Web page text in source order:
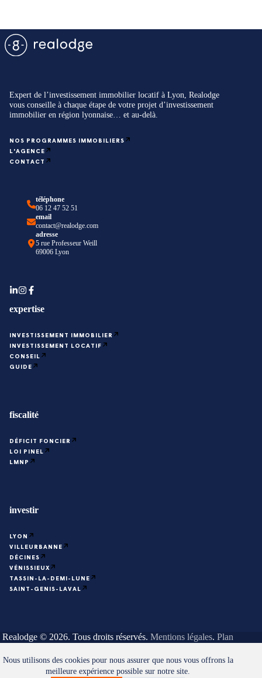
Nous utilisons des cookies pour nous assurer que nous vous offrons la
meilleure expérience possible sur notre site.
Expert de l’investissement immobilier locatif à Lyon, Realodge
vous conseille à chaque étape de votre projet d’investissement
immobilier en région lyonnaise… et au-delà.
NOS PROGRAMMES IMMOBILIERS
L'AGENCE
CONTACT
téléphone
06 12 47 52 51
email
contact@realodge.com
adresse
5 rue Professeur Weill
69006 Lyon
expertise
INVESTISSEMENT IMMOBILIER
INVESTISSEMENT LOCATIF
CONSEIL
GUIDE
fiscalité
DÉFICIT FONCIER
LOI PINEL
LMNP
investir
LYON
VILLEURBANNE
DÉCINES
VÉNISSIEUX
TASSIN-LA-DEMI-LUNE
SAINT-GENIS-LAVAL
Realodge © 2026. Tous droits réservés.Mentions légales.Plan